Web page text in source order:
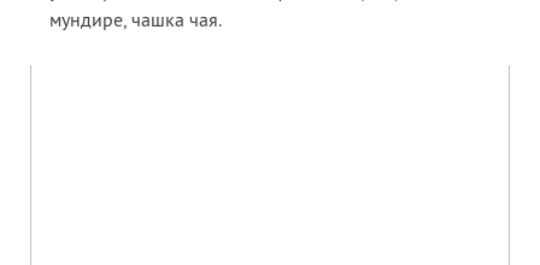
мундире, чашка чая.